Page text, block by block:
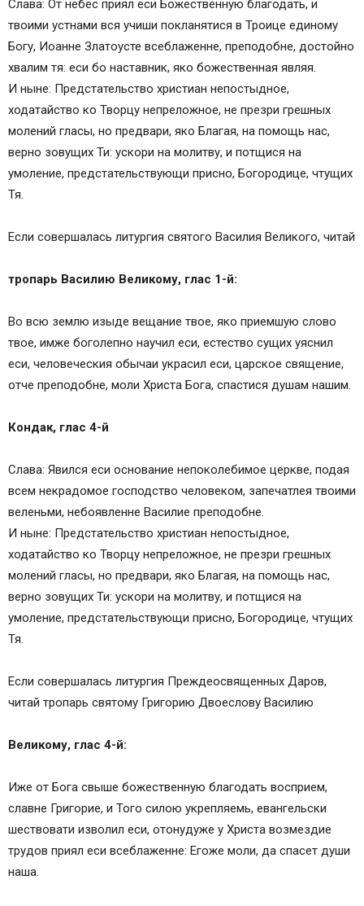
Слава: От небес приял еси Божественную благодать, и
твоими устнами вся учиши покланятися в Троице единому
Богу, Иоанне Златоусте всеблаженне, преподобне, достойно
хвалим тя: еси бо наставник, яко божественная являя.
И ныне: Предстательство христиан непостыдное,
ходатайство ко Творцу непреложное, не презри грешных
молений гласы, но предвари, яко Благая, на помощь нас,
верно зовущих Ти: ускори на молитву, и потщися на
умоление, предстательствующи присно, Богородице, чтущих
Тя.
Если совершалась литургия святого Василия Великого, читай
тропарь Василию Великому, глас 1-й:
Во всю землю изыде вещание твое, яко приемшую слово
твое, имже боголепно научил еси, естество сущих уяснил
еси, человеческия обычаи украсил еси, царское священие,
отче преподобне, моли Христа Бога, спастися душам нашим.
Кондак, глас 4-й
Слава: Явился еси основание непоколебимое церкве, подая
всем некрадомое господство человеком, запечатлея твоими
веленьми, небоявленне Василие преподобне.
И ныне: Предстательство христиан непостыдное,
ходатайство ко Творцу непреложное, не презри грешных
молений гласы, но предвари, яко Благая, на помощь нас,
верно зовущих Ти: ускори на молитву, и потщися на
умоление, предстательствующи присно, Богородице, чтущих
Тя.
Если совершалась литургия Преждеосвященных Даров,
читай тропарь святому Григорию Двоеслову Василию
Великому, глас 4-й:
Иже от Бога свыше божественную благодать восприем,
славне Григорие, и Того силою укрепляемь, евангельски
шествовати изволил еси, отонудуже у Христа возмездие
трудов приял еси всеблаженне: Егоже моли, да спасет души
наша.